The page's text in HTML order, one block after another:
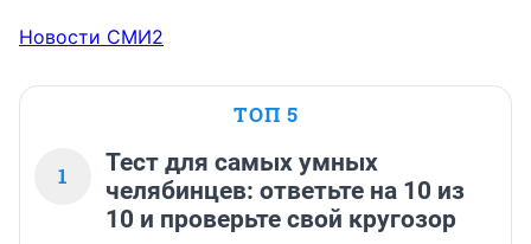
Новости СМИ2
ТОП 5
1
Тест для самых умных
челябинцев: ответьте на 10 из
10 и проверьте свой кругозор